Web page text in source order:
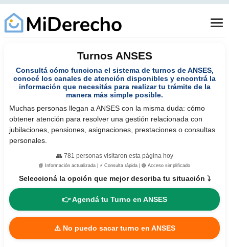
Turnos ANSES
Consultá cómo funciona el sistema de turnos de ANSES,
conocé los canales de atención disponibles y encontrá la
información que necesitás para realizar tu trámite de la
manera más simple posible.
Muchas personas llegan a ANSES con la misma duda: cómo
obtener atención para resolver una gestión relacionada con
jubilaciones, pensiones, asignaciones, prestaciones o consultas
personales.
👥 781 personas visitaron esta página hoy
📘 Información actualizada | ⚡ Consulta rápida | 🟢 Acceso simplificado
Seleccioná la opción que mejor describa tu situación ⤵️
👉 Agendá tu Turno en ANSES
⚠️ No puedo sacar turno en ANSES